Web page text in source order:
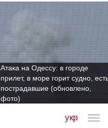
Атака на Одессу: в городе
прилет, в море горит судно,
пострадавшие (обновлено,
фото)
укр